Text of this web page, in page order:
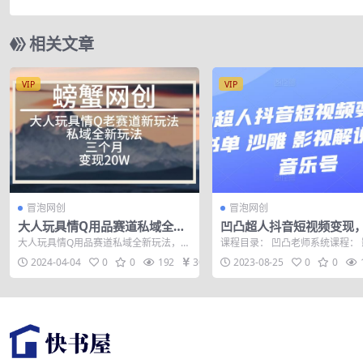
相关文章
VIP
冒泡网创
大人玩具情Q用品赛道私域全新
玩法，三个月变现20W，老项目
新思路【揭秘】
大人玩具情Q用品赛道私域全新玩法，三
个月变现20W，老项目新思路【揭秘】
大人玩...
2024-04-04 0 0 192 30
VIP
冒泡网创
凹凸超人抖音短视频变现
书单 沙雕 影视 解说 小程
乐号
课程目录： 凹凸老师系统课程：
说补充2.mp4 音乐影视剪辑解说
m...2023-08-25 0 0